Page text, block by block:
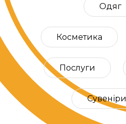
Одяг
Косметика
Послуги
Сувеніри